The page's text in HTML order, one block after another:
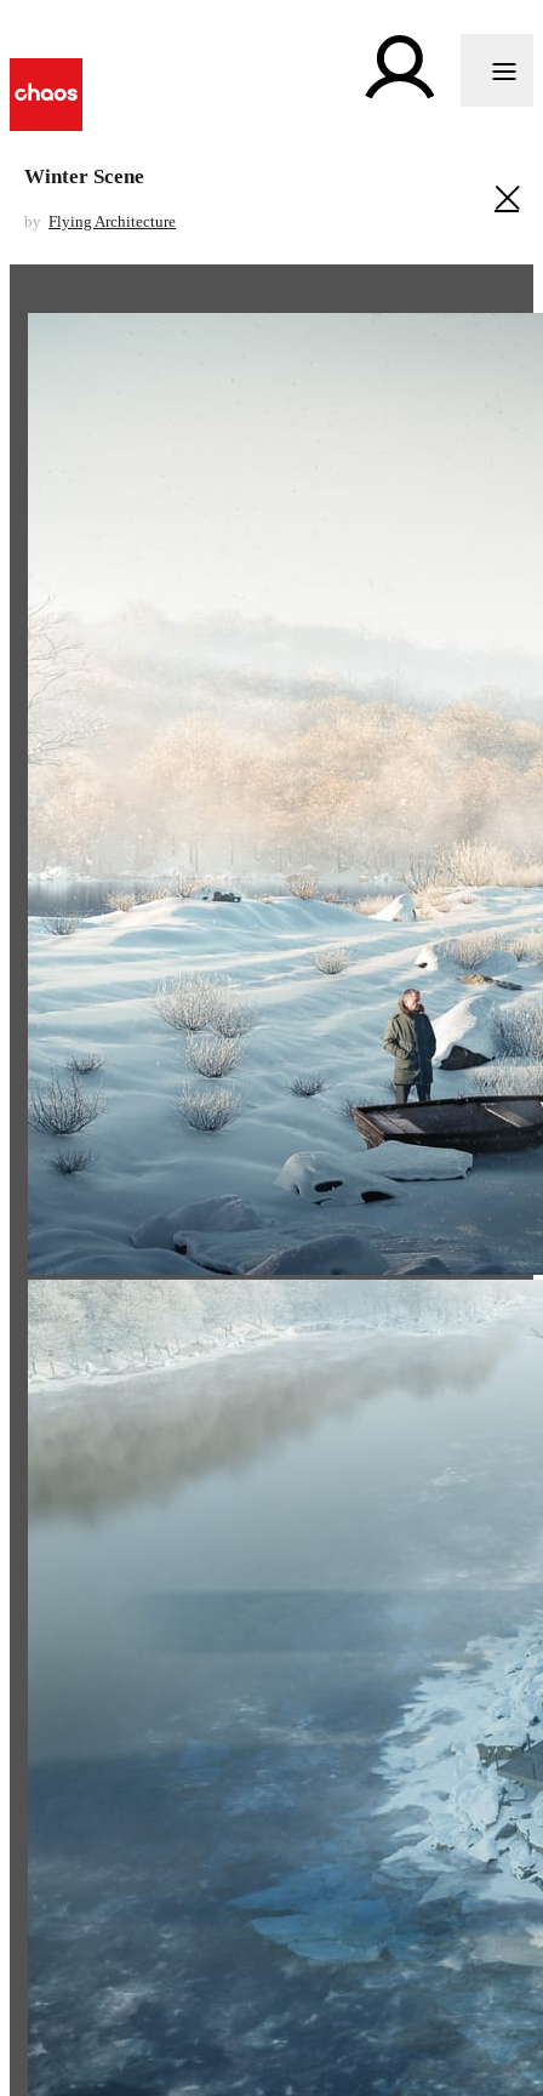
Winter Scene
by Flying Architecture